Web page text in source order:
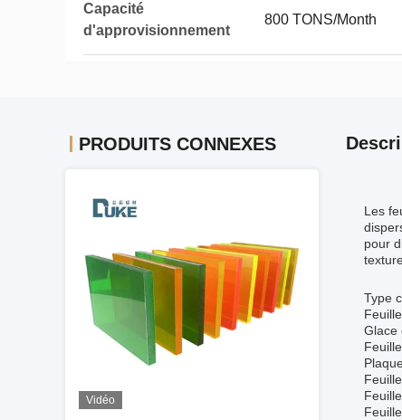
Capacité
d'approvisionnement
800 TONS/Month
PRODUITS CONNEXES
Vidéo
Les
pour
Type
Glace